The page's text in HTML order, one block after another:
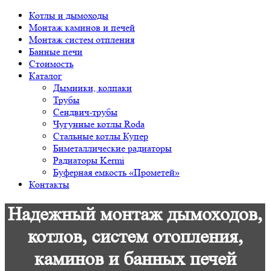
Котлы и дымоходы
Монтаж каминов и печей
Монтаж систем отпления
Банные печи
Стоимость
Каталог
Дымники, колпаки
Трубы
Сендвич-трубы
Чугунные котлы Roda
Стальные котлы Купер
Биметаллические радиаторы
Радиаторы Kermi
Буферная емкость «Прометей»
Контакты
Надежный монтаж дымоходов,
котлов, систем отопления,
каминов и банных печей